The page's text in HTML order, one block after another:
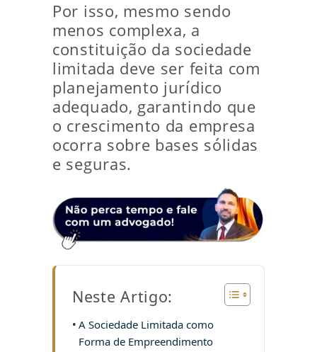
Por isso, mesmo sendo
menos complexa, a
constituição da sociedade
limitada deve ser feita com
planejamento jurídico
adequado, garantindo que
o crescimento da empresa
ocorra sobre bases sólidas
e seguras.
Neste Artigo:
A Sociedade Limitada como
Forma de Empreendimento